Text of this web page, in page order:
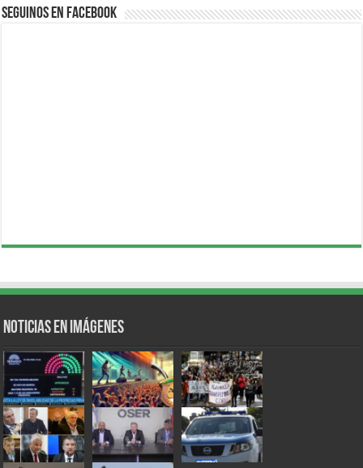
Seguinos en Facebook
Noticias en Imágenes